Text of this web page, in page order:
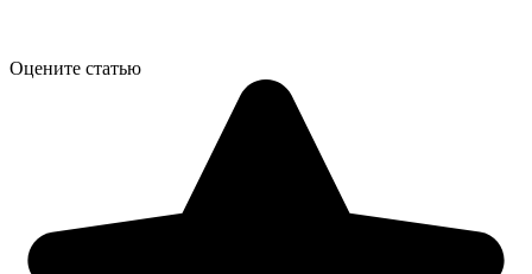
Оцените статью